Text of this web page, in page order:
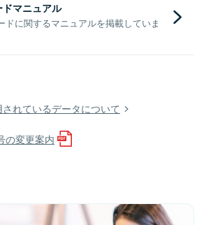
マニュアル
ドに関するマニュアルを掲載していま
れているデータについて
の変更案内